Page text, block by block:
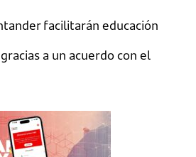
facilitarán educación
a un acuerdo con el